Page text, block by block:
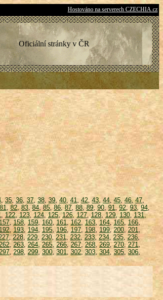
Hostováno na serverech CZECHIA.cz
Oficiální stránky v ČR
, 35,36, 37,38, 39, 40,41,42, 43, 44, 45,46,47,
81,82,83,84, 85,86,87, 88,89, 90,91,92, 93,94,
, 122,123,124,125,126, 127, 128, 129, 130, 131,
157,158, 159, 160, 161,162,163, 164, 165, 166,
192,193,194, 195, 196,197, 198, 199,200,201,
,228, 229,230, 231, 232,233,234, 235,236,
, 263, 264,265, 266, 267,268, 269,270, 271,
, 298, 299,300, 301,302,303,304, 305, 306,